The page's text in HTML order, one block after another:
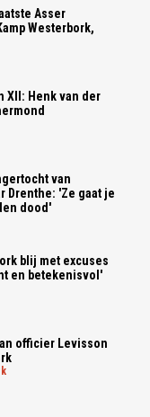
Asser
Westerbork,
XII: Henk van der
van
Drenthe: 'Ze gaat je
dood'
blij met excuses
en betekenisvol'
officier Levisson